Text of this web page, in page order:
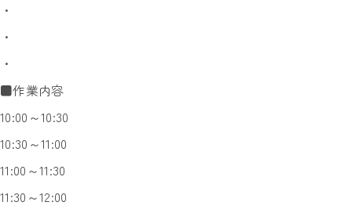
・
・
・
■作業内容
10:00～10:30
10:30～11:00
11:00～11:30
11:30～12:00